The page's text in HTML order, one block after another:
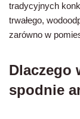
tradycyjnych
trwałego,
zarówno w
Dlaczego
spodnie